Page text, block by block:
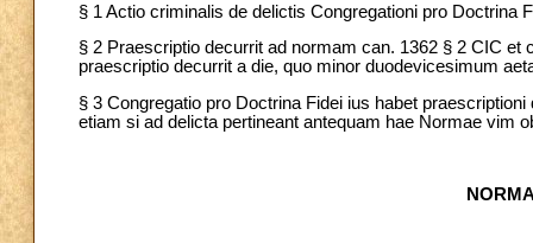
§ 1 Actio criminalis de delictis Congregationi pro Doctrina
§ 2 Praescriptio decurrit ad normam can. 1362 § 2 CIC et
praescriptio decurrit a die, quo minor duodevicesimum
§ 3 Congregatio pro Doctrina Fidei ius habet
etiam si ad delicta pertineant antequam hae Normae vim